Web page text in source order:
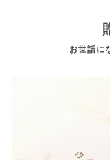
お世話に